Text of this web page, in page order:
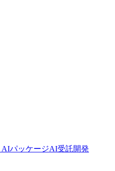
AIパッケージAI受託開発